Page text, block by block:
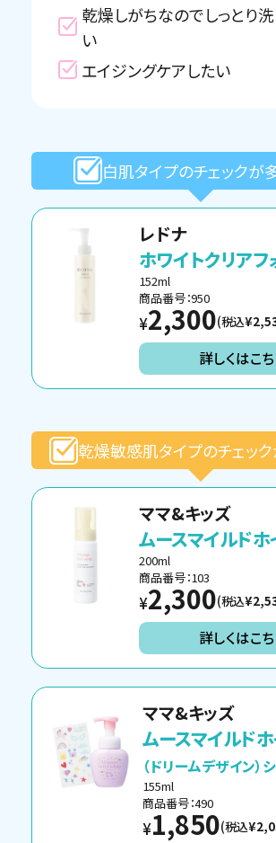
乾燥しがちなのでしっとり
い
エイジングケアしたい
白肌タイプのチェックが
レドナ
ホワイトクリアフ
152ml
商品番号：950
¥2,300(税込
詳しくはこ
乾燥敏感肌タイプのチェッ
ママ&キッズ
ムースマイルドホ
200ml
商品番号：103
¥2,300(税込
詳しくはこ
ママ&キッズ
ムースマイルド
（ドリームデザイン）
155ml
商品番号：490
¥1,850(税込